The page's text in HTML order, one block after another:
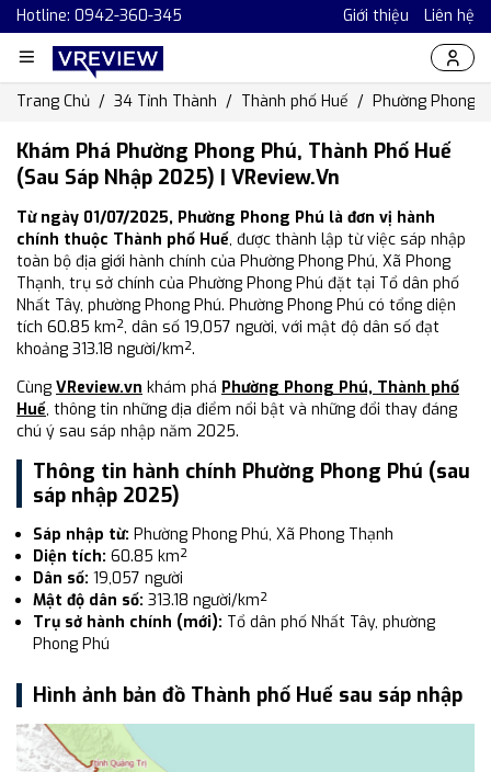
Hotline: 0942-360-345 Giới thiệu Liên hệ
Trang Chủ 34 Tỉnh Thành Thành phố Huế Phường Phong
Khám Phá Phường Phong Phú, Thành Phố Huế
(Sau Sáp Nhập 2025) | VReview.vn
Từ ngày 01/07/2025, Phường Phong Phú là đơn vị hành
chính thuộc Thành phố Huế, được thành lập từ việc sáp nhập
toàn bộ địa giới hành chính của Phường Phong Phú, Xã Phong
Thạnh, trụ sở chính của Phường Phong Phú đặt tại Tổ dân phố
Nhất Tây, phường Phong Phú. Phường Phong Phú có tổng diện
tích 60.85 km², dân số 19,057 người, với mật độ dân số đạt
khoảng 313.18 người/km².
Cùng VReview.vn khám phá Phường Phong Phú, Thành phố
Huế, thông tin những địa điểm nổi bật và những đổi thay đáng
chú ý sau sáp nhập năm 2025.
Thông tin hành chính Phường Phong Phú (sau
sáp nhập 2025)
Sáp nhập từ: Phường Phong Phú, Xã Phong Thạnh
Diện tích: 60.85 km²
Dân số: 19,057 người
Mật độ dân số: 313.18 người/km²
Trụ sở hành chính (mới): Tổ dân phố Nhất Tây, phường
Phong Phú
Hình ảnh bản đồ Thành phố Huế sau sáp nhập